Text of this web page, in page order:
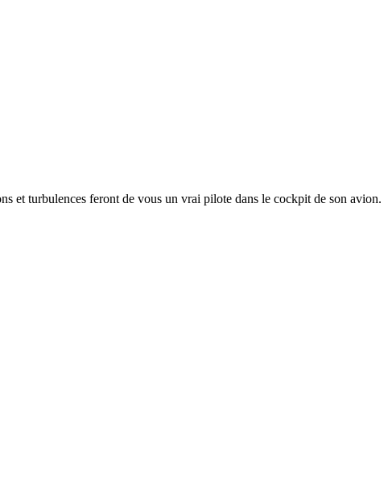
et turbulences feront de vous un vrai pilote dans le cockpit de son avion.